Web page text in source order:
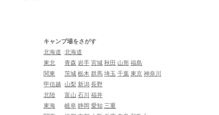
キャンプ場をさがす
北海道 北海道
東北
青森 岩手 宮城 秋田 山形 福島
関東
茨城 栃木 群馬 埼玉 千葉 東京 神奈川
甲信越
山梨 新潟 長野
北陸
富山 石川 福井
東海
岐阜 静岡 愛知 三重